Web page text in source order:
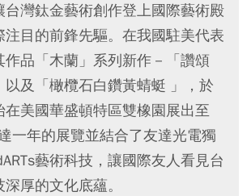
台灣鈦金藝術創作登上國際藝術殿
注目的前鋒先驅。在我國駐美代表
作品「木蘭」系列新作－「讚頌
以及「橄欖石白鑽黃蜻蜓 」，於
在美國華盛頓特區雙橡園展出至
一年的展覽並結合了友達光電獨
藝術科技，讓國際友人看見台
厚的文化底蘊。